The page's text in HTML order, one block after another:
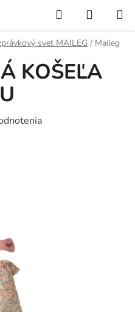
Hľadať
KOŠÍK
svet MAILEG / Maileg
KOŠEĽA